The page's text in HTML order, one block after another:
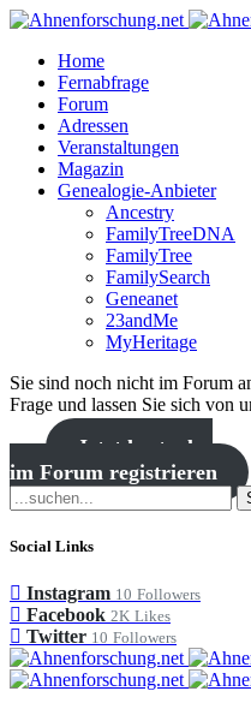
Home
Fernabfrage
Forum
Adressen
Veranstaltungen
Magazin
Genealogie-Anbieter
Ancestry
FamilyTreeDNA
FamilyTree
FamilySearch
Geneanet
23andMe
MyHeritage
Sie sind noch nicht im Forum
Frage und lassen Sie sich von
Jetzt kostenlos
im Forum registrieren
Social Links
Instagram 10 Followers
Facebook 2K Likes
Twitter 10 Followers